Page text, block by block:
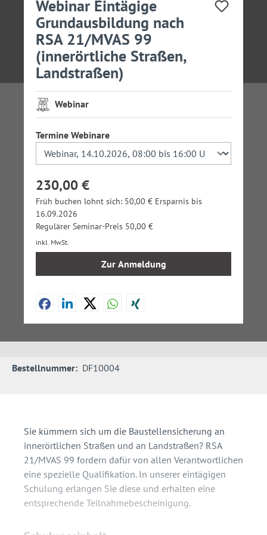
Webinar Eintägige
Grundausbildung nach
RSA 21/MVAS 99
(innerörtliche Straßen,
Landstraßen)
Webinar
Termine Webinareauswählen
230,00 €
Früh buchen lohnt sich: 50,00 € Ersparnis bis
16.09.2026
Regulärer Seminar-Preis 50,00 €
inkl. MwSt.
Zur Anmeldung
Bestellnummer: DF10004
Sie kümmern sich um die Baustellensicherung an
innerörtlichen Straßen und an Landstraßen? RSA
21/MVAS 99 fordern dafür von allen Verantwortlichen
eine spezielle Qualifikation. In unserer eintägigen
Schulung erlangen Sie diese und erhalten eine
entsprechende Teilnahmebescheinigung.